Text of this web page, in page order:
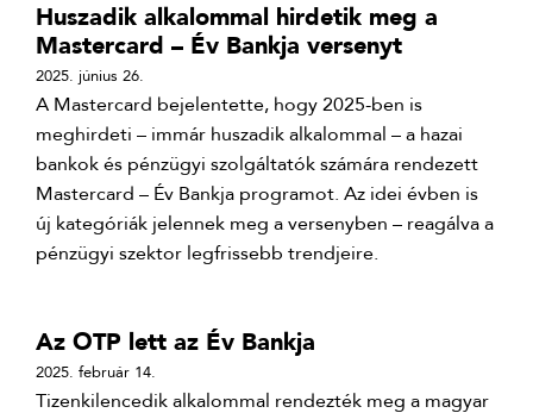
Huszadik alkalommal hirdetik meg a
Mastercard – Év Bankja versenyt
2025. június 26.
A Mastercard bejelentette, hogy 2025-ben is
meghirdeti – immár huszadik alkalommal – a hazai
bankok és pénzügyi szolgáltatók számára rendezett
Mastercard – Év Bankja programot. Az idei évben is
új kategóriák jelennek meg a versenyben – reagálva a
pénzügyi szektor legfrissebb trendjeire.
Az OTP lett az Év Bankja
2025. február 14.
Tizenkilencedik alkalommal rendezték meg a magyar